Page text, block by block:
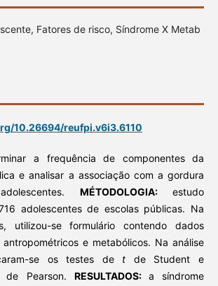
Fatores de risco, Síndrome X Metab
10.26694/reufpi.v6i3.6110
a frequência de componentes da
e analisar a associação com a gordura
MÉTODOLOGIA:estudo
adolescentes de escolas públicas. Na
utilizou-se formulário contendo dados
antropométricos e metabólicos. Na análise
se os testes de t de Student e
de Pearson. RESULTADOS: a síndrome